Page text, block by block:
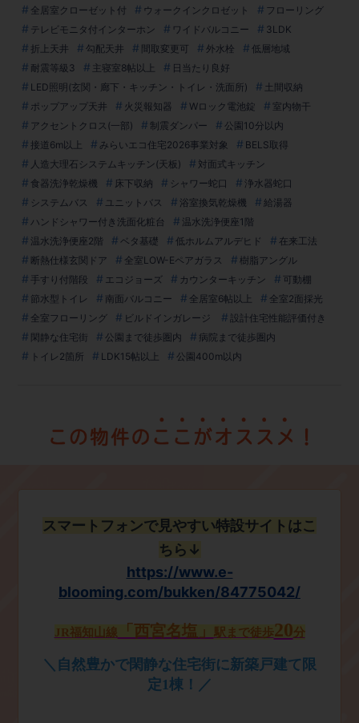
全居室クローゼット付
ウォークインクロゼット
フローリング
テレビモニタ付インターホン
ワイドバルコニー
3LDK
折上天井
勾配天井 間取変更可 外水栓
低層地域
耐震等級3
主寝室8帖以上
日当たり良好
LED照明(玄関・廊下・キッチン・トイレ・洗面所)
土間収納
ポップアップ天井
火災報知器 Wロック電池錠
室内物干
アクセントクロス(一部)
制震ダンパー
公園10分以内
接道6m以上
みらいエコ住宅2026事業対象
BELS取得
人造大理石システムキッチン(天板)
対面式キッチン
食器洗浄乾燥機
床下収納 シャワー蛇口
浄水器蛇口
システムバス
ユニットバス 浴室換気乾燥機
給湯器
ハンドシャワー付き洗面化粧台
温水洗浄便座1階
温水洗浄便座2階
ベタ基礎 低ホルムアルデヒド
在来工法
断熱仕様玄関ドア
全室LOW-Eペアガラス
樹脂アングル
手すり付階段
エコジョーズ カウンターキッチン
可動棚
節水型トイレ
南面バルコニー 全居室6帖以上
全室2面採光
全室フローリング
ビルドインガレージ
設計住宅性能評価付き
閑静な住宅街
公園まで徒歩圏内
病院まで徒歩圏内
トイレ2箇所
LDK15帖以上 公園400m以内
スマートフォンで見やすい特設サイトはこ
ちら↓
https://www.e-
blooming.com/bukken/84775042/
JR福知山線「西宮名塩」 駅まで徒歩20分
＼自然豊かで閑静な住宅街に新築戸建て限
定1棟！／